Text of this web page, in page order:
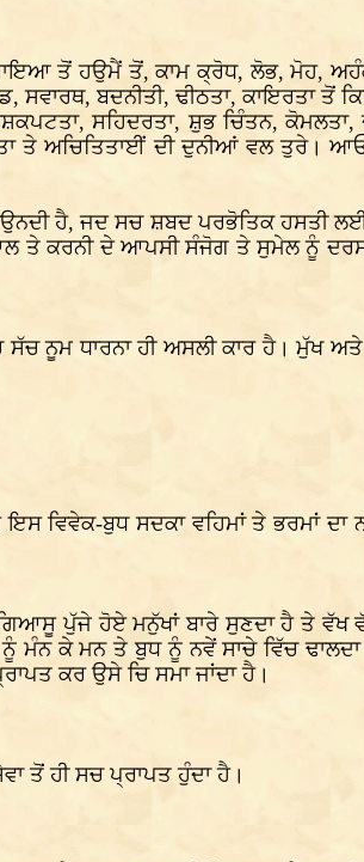
ਤੋਂ ਹਉਮੈਂ ਤੋਂ, ਕਾਮ ਕ੍ਰੋਧ, ਲੋਭ, ਮੋਹ,
ਸਵਾਰਥ, ਬਦਨੀਤੀ, ਢੀਠਤਾ, ਕਾਇਰਤਾ ਤੋਂ
ਸਹਿਦਰਤਾ, ਸ਼ੁਭ ਚਿੰਤਨ,
ਤੇ ਅਚਿਤਿਤਾਈਂ ਦੀ ਦੁਨੀਆਂ ਵਲ ਤੁਰੇ।
ਹੈ, ਜਦ ਸਚ ਸ਼ਬਦ ਪਰਭੋਤਿਕ ਹਸਤੀ
ਤੇ ਕਰਨੀ ਦੇ ਆਪਸੀ ਸੰਜੋਗ ਤੇ ਸੁਮੇਲ ਨੂੰ
ਨੂਮ ਧਾਰਨਾ ਹੀ ਅਸਲੀ ਕਾਰ ਹੈ। ਮੁੱਖ
ਵਿਵੇਕ-ਬੁਧ ਸਦਕਾ ਵਹਿਮਾਂ ਤੇ ਭਰਮਾਂ ਦਾ
ਪੁੱਜੇ ਹੋਏ ਮਨੁੱਖਾਂ ਬਾਰੇ ਸੁਣਦਾ ਹੈ ਤੇ ਵੱਖ
ਕੇ ਮਨ ਤੇ ਬੁਧ ਨੂੰ ਨਵੇਂ ਸਾਚੇ ਵਿੱਚ
ਕਰ ਉਸੇ ਚਿ ਸਮਾ ਜਾਂਦਾ ਹੈ।
ਤੋਂ ਹੀ ਸਚ ਪ੍ਰਾਪਤ ਹੁੰਦਾ ਹੈ।